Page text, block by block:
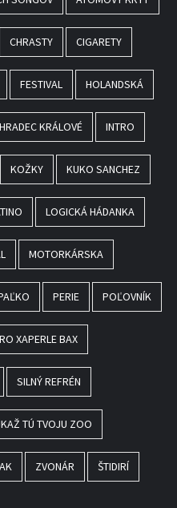
CHRASTY CIGARETY
FESTIVAL HOLANDSKÁ
HRADEC KRÁLOVÉ INTRO
KOŽKY KUKO SANCHEZ
LOGICKÁ HÁDANKA
MOTORKÁRSKA
PERIE POĽOVNÍK
XAPERLE BAX
SILNÝ REFRÉN
TÚ TVOJU ZOO
ZVONÁR ŠTIDIRÍ